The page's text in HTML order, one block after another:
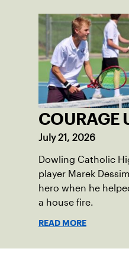
COURAGE
July 21, 2026
Dowling Catholic
player Marek
hero when he
a house fire.
READ MORE